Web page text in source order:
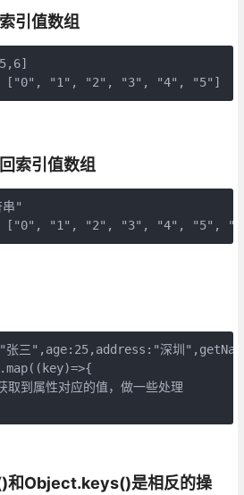
引值数组
["0", "1", "2", "3", "4", "5"]
索引值数组
"
["0", "1", "2", "3", "4", "5",
三",age:25,address:"深圳
属性对应的值，做一些处理
Object.keys()是相反的操